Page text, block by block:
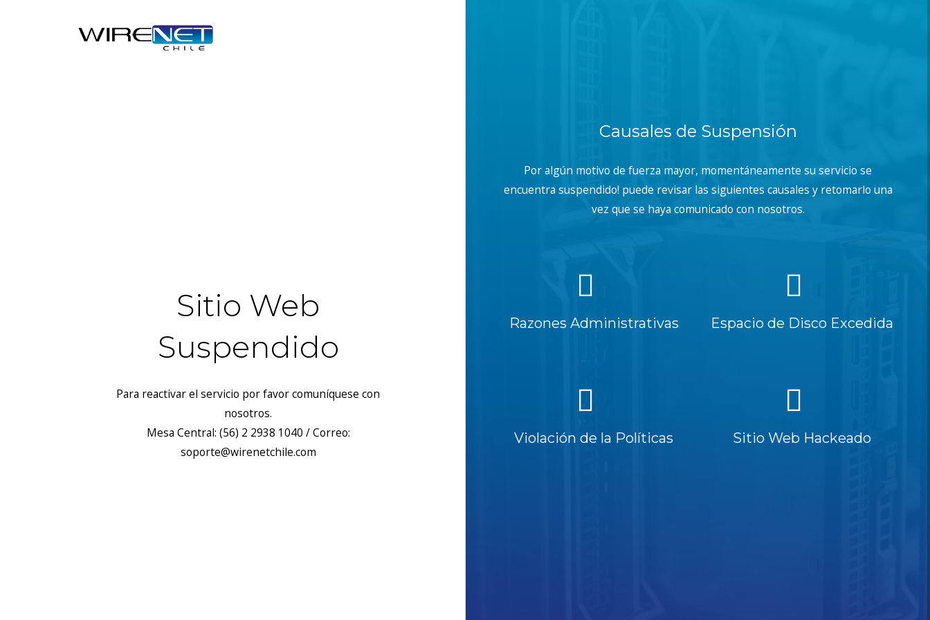
Sitio Web
Suspendido
Para reactivar el servicio por favor comuníquese con
nosotros.
Mesa Central: (56) 2 2938 1040 / Correo:
soporte@wirenetchile.com
Causales de Suspensión
Por algún motivo de fuerza mayor, momentáneamente su servicio se
encuentra suspendido! puede revisar las siguientes causales y retomarlo una
vez que se haya comunicado con nosotros.
Razones Administrativas Espacio de Disco Excedida
Violación de la Políticas Sitio Web Hackeado